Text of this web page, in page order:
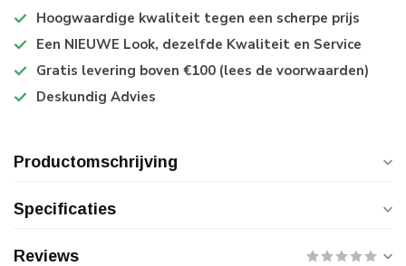
Hoogwaardige kwaliteit tegen een scherpe prijs
Een NIEUWE Look, dezelfde Kwaliteit en Service
Gratis levering boven €100 (lees de voorwaarden)
Deskundig Advies
Productomschrijving
Specificaties
Reviews